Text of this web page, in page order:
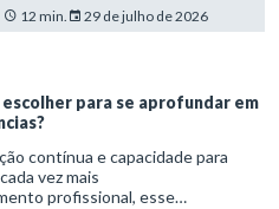
12 min. 29 de julho de 2026
para se aprofundar em
contínua e capacidade para
vez mais
profissional, esse